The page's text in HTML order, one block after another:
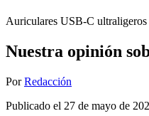
Auriculares USB-C ultraligeros
Nuestra opinión
Por Redacción
Publicado el 27 de mayo de